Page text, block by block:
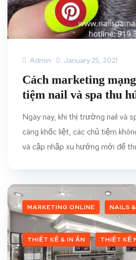
Admin January 25, 2021
Cách marketing
tiệm nail và spa thu
Ngày nay, khi thị trường nail và
càng khốc liệt, các chủ tiệm
và cập nhập xu hướng mới để
MARKETING ONLINE NAILS
THIẾT KẾ & IN ẤN THIẾT KẾ